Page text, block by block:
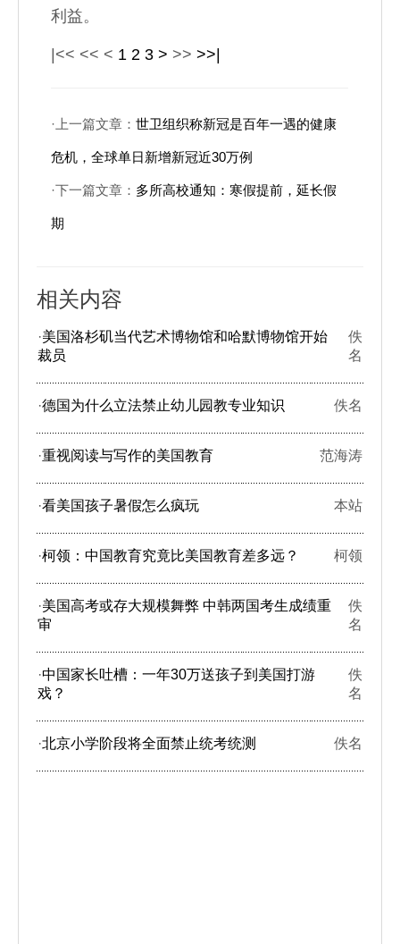
利益。
|<< << < 1 2 3 > >> >>|
·上一篇文章： 世卫组织称新冠是百年一遇的健康
危机，全球单日新增新冠近30万例
·下一篇文章： 多所高校通知：寒假提前，延长假
期
相关内容
·美国洛杉矶当代艺术博物馆和哈默博物馆开始
裁员
佚
名
·德国为什么立法禁止幼儿园教专业知识 佚名
·重视阅读与写作的美国教育 范海涛
·看美国孩子暑假怎么疯玩 本站
·柯领：中国教育究竟比美国教育差多远？ 柯领
·美国高考或存大规模舞弊 中韩两国考生成绩重
审
佚
名
·中国家长吐槽：一年30万送孩子到美国打游
戏？
佚
名
·北京小学阶段将全面禁止统考统测 佚名